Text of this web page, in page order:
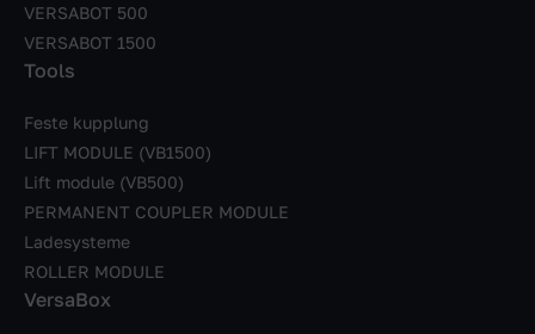
VERSABOT 500
VERSABOT 1500
Tools
Feste kupplung
LIFT MODULE (VB1500)
Lift module (VB500)
PERMANENT COUPLER MODULE
Ladesysteme
ROLLER MODULE
VersaBox